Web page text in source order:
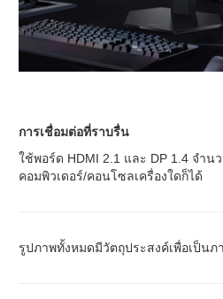
การเชื่อมต่อที่ราบรื่น
ใช้พอร์ด HDMI 2.1 และ DP 1.4 จําน
คอมพิวเดอร์/คอนโซลเครื่องใดก็ได้
รูปภาพทั้งหมดมีวัตถุประสงค์เพื่อเป็นภ